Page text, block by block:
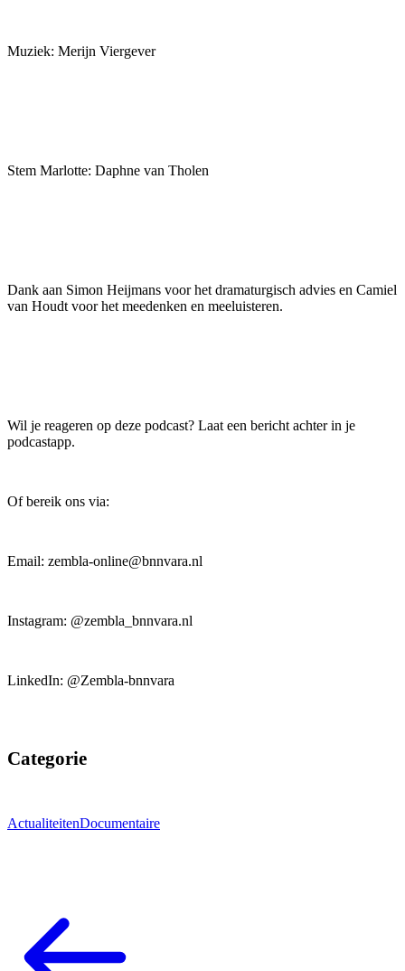
Muziek: Merijn Viergever
Stem Marlotte: Daphne van Tholen
Dank aan Simon Heijmans voor het dramaturgisch advies en Camiel
van Houdt voor het meedenken en meeluisteren.
Wil je reageren op deze podcast? Laat een bericht achter in je
podcastapp.
Of bereik ons via:
Email: zembla-online@bnnvara.nl
Instagram: @zembla_bnnvara.nl
LinkedIn: @Zembla-bnnvara
Categorie
ActualiteitenDocumentaire